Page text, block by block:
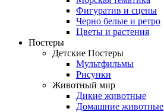
Фигуратив и сцены
Черно белые и ретро
Цветы и растения
Постеры
Детские Постеры
Мультфильмы
Рисунки
Животный мир
Дикие животные
Домашние животные